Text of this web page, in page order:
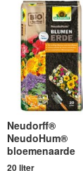
Neudorff®
NeudoHum®
bloemenaarde
20 liter